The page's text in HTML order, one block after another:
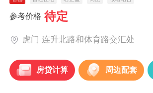
参考价格 待定
虎门 连升北路和体育路交汇处
房贷计算 周边配套